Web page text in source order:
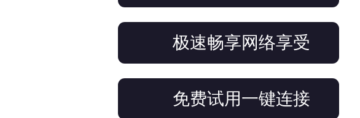
极速畅享网络享受
免费试用一键连接